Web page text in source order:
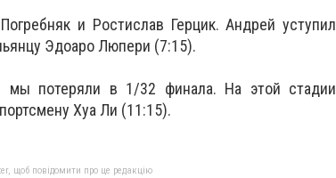
и Ростислав Герцик. Андрей уступил
Эдоаро Люпери (7:15).
мы потеряли в 1/32 финала. На этой стадии
Хуа Ли (11:15).
щоб повідомити про це редакцію